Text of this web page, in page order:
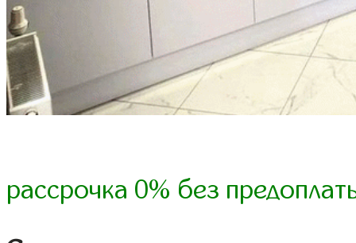
рассрочка 0% без